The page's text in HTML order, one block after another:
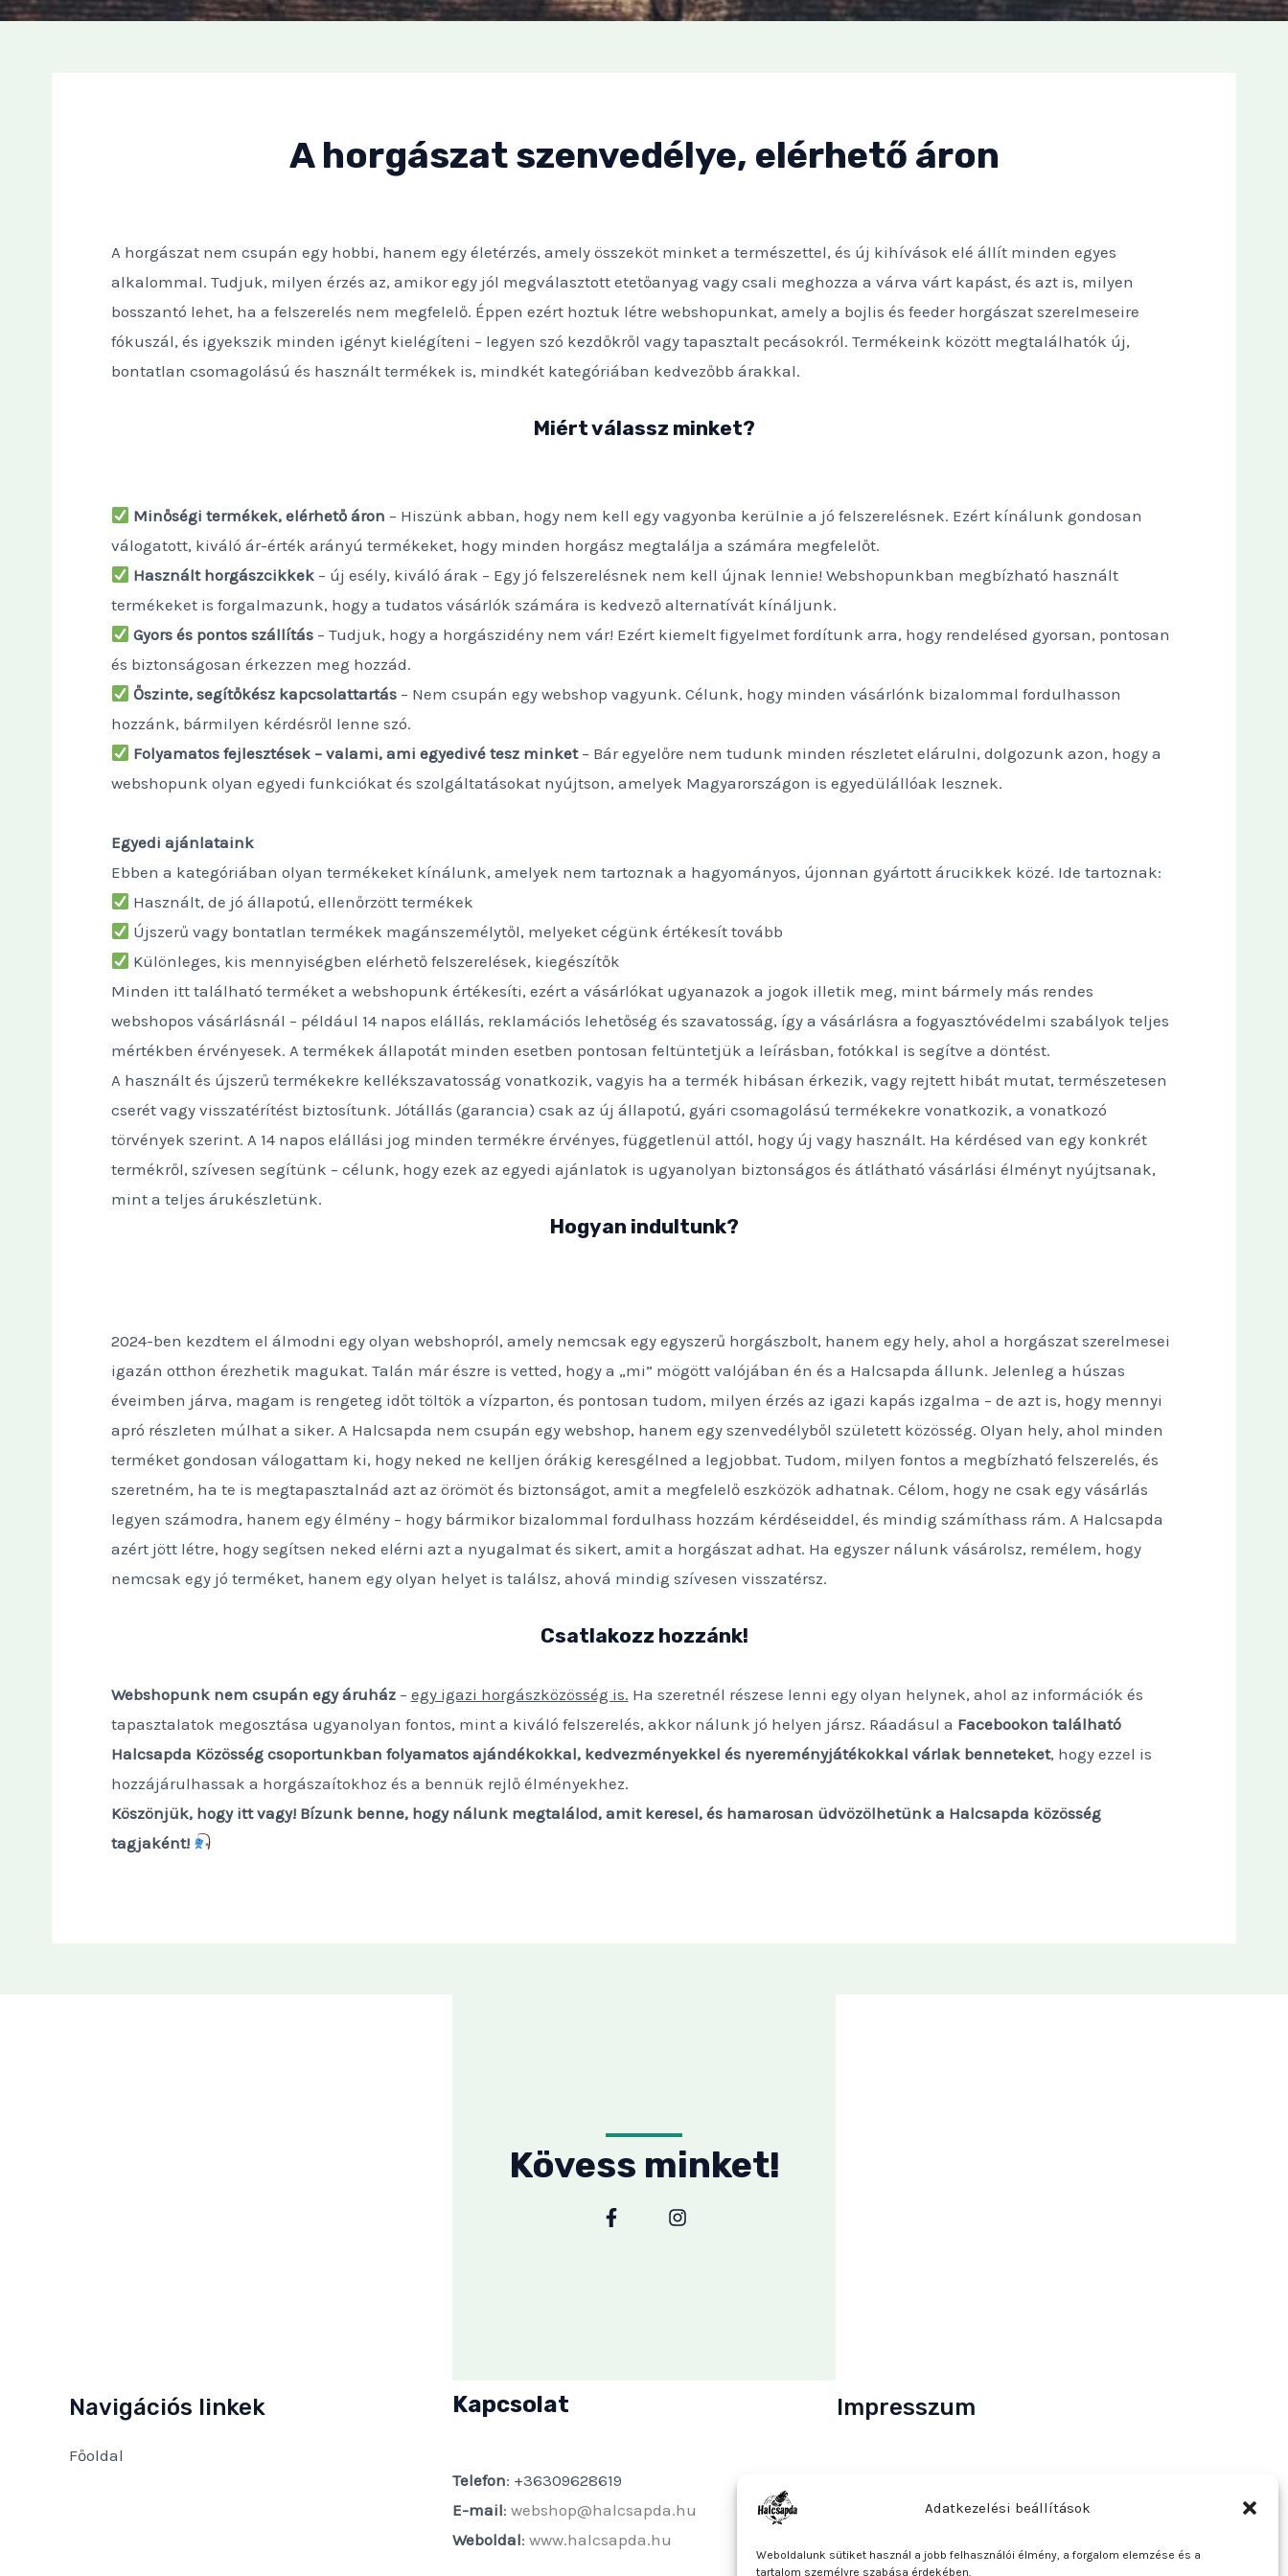
Adatkezelési beállítások
Weboldalunk sütiket használ a jobb felhasználói élmény, a forgalom elemzése és a
tartalom személyre szabása érdekében.
A horgászat szenvedélye, elérhető áron
A horgászat nem csupán egy hobbi, hanem egy életérzés, amely összeköt minket a természettel, és új kihívások elé állít minden egyes
alkalommal. Tudjuk, milyen érzés az, amikor egy jól megválasztott etetőanyag vagy csali meghozza a várva várt kapást, és azt is, milyen
bosszantó lehet, ha a felszerelés nem megfelelő. Éppen ezért hoztuk létre webshopunkat, amely a bojlis és feeder horgászat szerelmeseire
fókuszál, és igyekszik minden igényt kielégíteni – legyen szó kezdőkről vagy tapasztalt pecásokról. Termékeink között megtalálhatók új,
bontatlan csomagolású és használt termékek is, mindkét kategóriában kedvezőbb árakkal.
Miért válassz minket?
Minőségi termékek, elérhető áron – Hiszünk abban, hogy nem kell egy vagyonba kerülnie a jó felszerelésnek. Ezért kínálunk gondosan
válogatott, kiváló ár-érték arányú termékeket, hogy minden horgász megtalálja a számára megfelelőt.
Használt horgászcikkek– új esély, kiváló árak – Egy jó felszerelésnek nem kell újnak lennie! Webshopunkban megbízható használt
termékeket is forgalmazunk, hogy a tudatos vásárlók számára is kedvező alternatívát kínáljunk.
Gyors és pontos szállítás – Tudjuk, hogy a horgászidény nem vár! Ezért kiemelt figyelmet fordítunk arra, hogy rendelésed gyorsan, pontosan
és biztonságosan érkezzen meg hozzád.
Őszinte, segítőkész kapcsolattartás– Nem csupán egy webshop vagyunk. Célunk, hogy minden vásárlónk bizalommal fordulhasson
hozzánk, bármilyen kérdésről lenne szó.
Folyamatos fejlesztések – valami, ami egyedivé tesz minket– Bár egyelőre nem tudunk minden részletet elárulni, dolgozunk azon, hogy a
webshopunk olyan egyedi funkciókat és szolgáltatásokat nyújtson, amelyek Magyarországon is egyedülállóak lesznek.
Egyedi ajánlataink
Ebben a kategóriában olyan termékeket kínálunk, amelyek nem tartoznak a hagyományos, újonnan gyártott árucikkek közé. Ide tartoznak:
Használt, de jó állapotú, ellenőrzött termékek
Újszerű vagy bontatlan termékek magánszemélytől, melyeket cégünk értékesít tovább
Különleges, kis mennyiségben elérhető felszerelések, kiegészítők
Minden itt található terméket a webshopunk értékesíti, ezért a vásárlókat ugyanazok a jogok illetik meg, mint bármely más rendes
webshopos vásárlásnál – például 14 napos elállás, reklamációs lehetőség és szavatosság, így a vásárlásra a fogyasztóvédelmi szabályok teljes
mértékben érvényesek. A termékek állapotát minden esetben pontosan feltüntetjük a leírásban, fotókkal is segítve a döntést.
A használt és újszerű termékekre kellékszavatosság vonatkozik, vagyis ha a termék hibásan érkezik, vagy rejtett hibát mutat, természetesen
cserét vagy visszatérítést biztosítunk. Jótállás (garancia) csak az új állapotú, gyári csomagolású termékekre vonatkozik, a vonatkozó
törvények szerint. A 14 napos elállási jog minden termékre érvényes, függetlenül attól, hogy új vagy használt. Ha kérdésed van egy konkrét
termékről, szívesen segítünk – célunk, hogy ezek az egyedi ajánlatok is ugyanolyan biztonságos és átlátható vásárlási élményt nyújtsanak,
mint a teljes árukészletünk.
Hogyan indultunk?
2024-ben kezdtem el álmodni egy olyan webshopról, amely nemcsak egy egyszerű horgászbolt, hanem egy hely, ahol a horgászat szerelmesei
igazán otthon érezhetik magukat. Talán már észre is vetted, hogy a „mi” mögött valójában én és a Halcsapda állunk. Jelenleg a húszas
éveimben járva, magam is rengeteg időt töltök a vízparton, és pontosan tudom, milyen érzés az igazi kapás izgalma – de azt is, hogy mennyi
apró részleten múlhat a siker. A Halcsapda nem csupán egy webshop, hanem egy szenvedélyből született közösség. Olyan hely, ahol minden
terméket gondosan válogattam ki, hogy neked ne kelljen órákig keresgélned a legjobbat. Tudom, milyen fontos a megbízható felszerelés, és
szeretném, ha te is megtapasztalnád azt az örömöt és biztonságot, amit a megfelelő eszközök adhatnak. Célom, hogy ne csak egy vásárlás
legyen számodra, hanem egy élmény – hogy bármikor bizalommal fordulhass hozzám kérdéseiddel, és mindig számíthass rám. A Halcsapda
azért jött létre, hogy segítsen neked elérni azt a nyugalmat és sikert, amit a horgászat adhat. Ha egyszer nálunk vásárolsz, remélem, hogy
nemcsak egy jó terméket, hanem egy olyan helyet is találsz, ahová mindig szívesen visszatérsz.
Csatlakozz hozzánk!
Webshopunk nem csupán egy áruház– egy igazi horgászközösség is. Ha szeretnél részese lenni egy olyan helynek, ahol az információk és
tapasztalatok megosztása ugyanolyan fontos, mint a kiváló felszerelés, akkor nálunk jó helyen jársz. Ráadásul a Facebookon található
Halcsapda Közösség csoportunkban folyamatos ajándékokkal, kedvezményekkel és nyereményjátékokkal várlak benneteket, hogy ezzel is
hozzájárulhassak a horgászaítokhoz és a bennük rejlő élményekhez.
Köszönjük, hogy itt vagy! Bízunk benne, hogy nálunk megtalálod, amit keresel, és hamarosan üdvözölhetünk a Halcsapda közösség
tagjaként!
Kövess minket!
a
n
Navigációs linkek
Főoldal
Kapcsolat
Telefon: +36309628619
E-mail:webshop@halcsapda.hu
Weboldal:www.halcsapda.hu
Impresszum
Székhely és postacím: 2890 Tata, Nyárfa u. 7.